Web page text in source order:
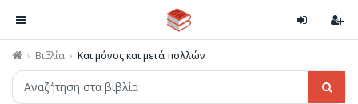
Βιβλία Και μόνος και μετά πολλών